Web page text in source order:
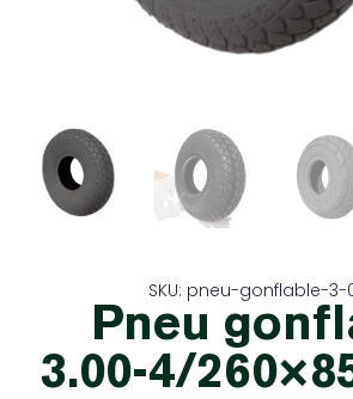
SKU: pneu-gonflable-
Pneu
3.00-4/